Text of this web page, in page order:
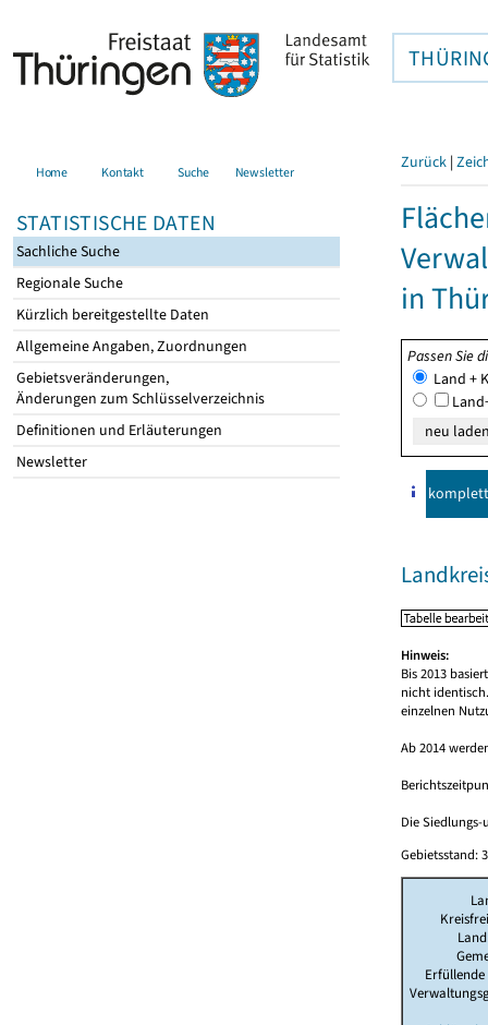
Home Kontakt Suche Newsletter
STATISTISCHE DATEN
Sachliche Suche
Regionale Suche
Kürzlich bereitgestellte Daten
Allgemeine Angaben, Zuordnungen
Gebietsveränderungen,
Änderungen zum Schlüsselverzeichnis
Definitionen und Erläuterungen
Newsletter
Zurück |
in
Passen Sie
Land +
komplett
Hinweis:
Bis 2013
nicht
einzelnen
Ab 2014
Die
Gebietsstand:
Erfüllende